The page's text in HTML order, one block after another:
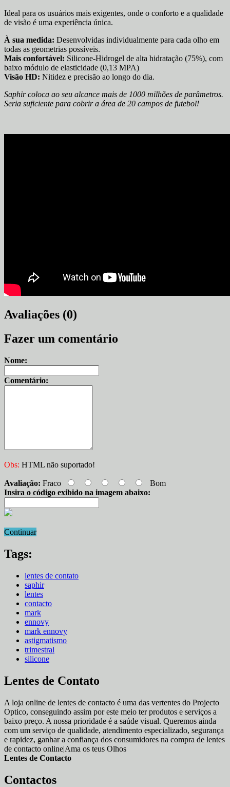
Ideal para os usuários mais exigentes, onde o conforto e a qualidade
de visão é uma experiência única.
À sua medida: Desenvolvidas individualmente para cada olho em
todas as geometrias possíveis.
Mais confortável: Silicone-Hidrogel de alta hidratação (75%), com
baixo módulo de elasticidade (0,13 MPA)
Visão HD: Nitidez e precisão ao longo do dia.
Saphir coloca ao seu alcance mais de 1000 milhões de parâmetros.
Seria suficiente para cobrir a área de 20 campos de futebol!
Avaliações (0)
Fazer um comentário
Nome:
Comentário:
Obs: HTML não suportado!
Avaliação: Fraco
Bom
Insira o código exibido na imagem abaixo:
Continuar
Tags:
lentes de contato
saphir
lentes
contacto
mark
ennovy
mark ennovy
astigmatismo
trimestral
silicone
Lentes de Contato
A loja online de lentes de contacto é uma das vertentes do Projecto
Optico, conseguindo assim por este meio ter produtos e serviços a
baixo preço. A nossa prioridade é a saúde visual. Queremos ainda
com um serviço de qualidade, atendimento especializado, segurança
e rapidez, ganhar a confiança dos consumidores na compra de lentes
de contacto online|Ama os teus Olhos
Lentes de Contacto
Contactos